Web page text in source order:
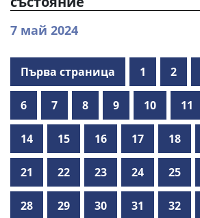
7 май 2024
Първа страница 1 2
6 7 8 9 10 11
14 15 16 17 18
21 22 23 24 25
28 29 30 31 32